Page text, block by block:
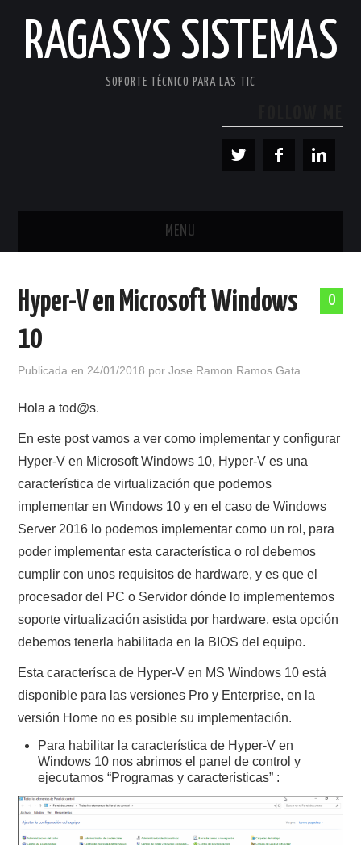
RAGASYS SISTEMAS
SOPORTE TÉCNICO PARA LAS TIC
MENU
ACERCA DE
0
Hyper-V en Microsoft Windows
10
Publicada en 24/01/2018 porJose Ramon Ramos Gata
Hola a tod@s.
En este post vamos a ver como implementar y configurar
Hyper-V en Microsoft Windows 10, Hyper-V es una
característica de virtualización que podemos
implementar en Windows 10 y en el caso de Windows
Server 2016 lo podemos implementar como un rol, para
poder implementar esta característica o rol debemos
cumplir con unos requisitos de hardware, y es que el
procesador del PC o Servidor dónde lo implementemos
soporte virtualización asistida por hardware, esta opción
debemos tenerla habilitada en la BIOS del equipo.
Esta caracterísca de Hyper-V en MS Windows 10 está
disponible para las versiones Pro y Enterprise, en la
versión Home no es posible su implementación.
Para habilitar la característica de Hyper-V en
Windows 10 nos abrimos el panel de control y
ejecutamos “Programas y características” :